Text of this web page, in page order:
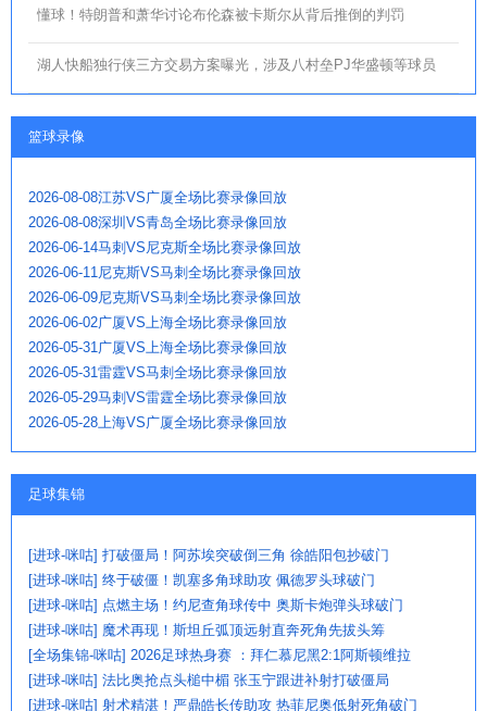
懂球！特朗普和萧华讨论布伦森被卡斯尔从背后推倒的判罚
湖人快船独行侠三方交易方案曝光，涉及八村垒PJ华盛顿等球员
篮球录像
2026-08-08江苏VS广厦全场比赛录像回放
2026-08-08深圳VS青岛全场比赛录像回放
2026-06-14马刺VS尼克斯全场比赛录像回放
2026-06-11尼克斯VS马刺全场比赛录像回放
2026-06-09尼克斯VS马刺全场比赛录像回放
2026-06-02广厦VS上海全场比赛录像回放
2026-05-31广厦VS上海全场比赛录像回放
2026-05-31雷霆VS马刺全场比赛录像回放
2026-05-29马刺VS雷霆全场比赛录像回放
2026-05-28上海VS广厦全场比赛录像回放
足球集锦
[进球-咪咕] 打破僵局！阿苏埃突破倒三角 徐皓阳包抄破门
[进球-咪咕] 终于破僵！凯塞多角球助攻 佩德罗头球破门
[进球-咪咕] 点燃主场！约尼查角球传中 奥斯卡炮弹头球破门
[进球-咪咕] 魔术再现！斯坦丘弧顶远射直奔死角先拔头筹
[全场集锦-咪咕] 2026足球热身赛 ：拜仁慕尼黑2:1阿斯顿维拉
[进球-咪咕] 法比奥抢点头槌中楣 张玉宁跟进补射打破僵局
[进球-咪咕] 射术精湛！严鼎皓长传助攻 热菲尼奥低射死角破门